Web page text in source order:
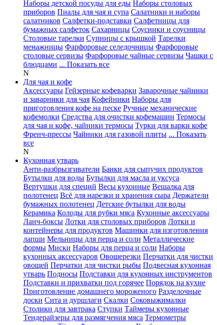
Наборы детской посуды для еды Наборы столовых
приборов Пиалы для чая и супа Салатники и наборы
салатников Салфетки-подставки Салфетницы для
бумажных салфеток Сахарницы Соусники и соусницы
Столовые тарелки Супницы с крышкой Тарелки
менажницы Фарфоровые селедочницы Фарфоровые
столовые сервизы Фарфоровые чайные сервизы Чашки с
блюдцами ... Показать все
N
Для чая и кофе
Аксессуары Гейзерные кофеварки Заварочные чайники
и заварники для чая Кофейники Наборы для
приготовления кофе на песке Ручные механические
кофемолки Средства для очистки кофемашин Термосы
для чая и кофе, чайники термосы Турки для варки кофе
Френч-прессы Чайники для газовой плиты ... Показать
все
N
Кухонная утварь
Анти-разбрызгиватели Банки для сыпучих продуктов
Бутылки для воды Бутылки для масла и уксуса
Вертушки для специй Весы кухонные Вешалка для
полотенец Всё для нарезки и хранения сыра Держатели
бумажных полотенец Детские бутылки для воды
Керамика Колоды для рубки мяса Кухонные аксессуары
Ланч-боксы Лотки для столовых приборов Лотки и
контейнеры для продуктов Машинки для изготовления
лапши Мельницы для перца и соли Металлические
формы Миски Наборы для перца и соли Наборы
кухонных аксессуаров Овощерезки Перчатки для чистки
овощей Перчатки для чистки рыбы Подвесная кухонная
утварь Подносы Подставки для кухонных инструментов
Подставки и прихватки под горячее Порядок на кухне
Приготовление домашнего мороженого Разделочные
доски Сита и дуршлаги Скалки Соковыжималки
Столики для завтрака Ступки Таймеры кухонные
Тендерайзеры для размягчения мяса Термометры